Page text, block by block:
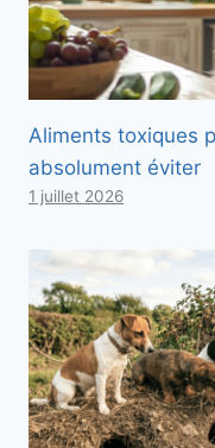
Aliments toxiques
absolument éviter
1 juillet 2026